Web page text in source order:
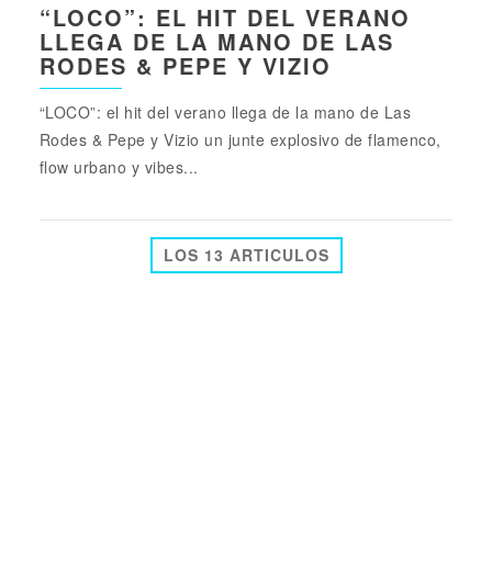
“LOCO”: EL HIT DEL VERANO
LLEGA DE LA MANO DE LAS
RODES & PEPE Y VIZIO
“LOCO”: el hit del verano llega de la mano de Las
Rodes & Pepe y Vizio un junte explosivo de flamenco,
flow urbano y vibes...
LOS 13 ARTICULOS